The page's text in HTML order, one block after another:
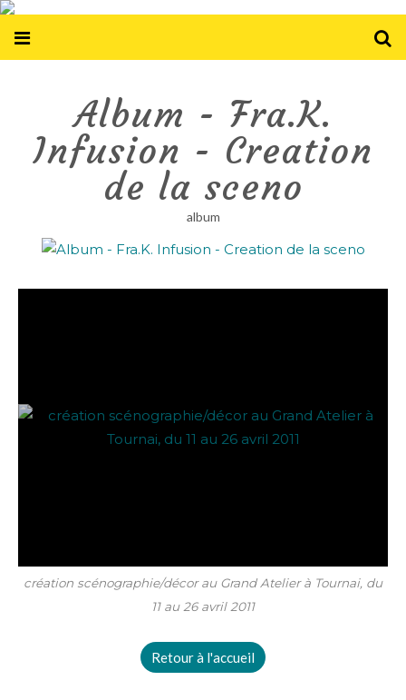
Album - Fra.K.
Infusion - Creation
de la sceno
album
création scénographie/décor au Grand Atelier à Tournai, du
11 au 26 avril 2011
Retour à l'accueil